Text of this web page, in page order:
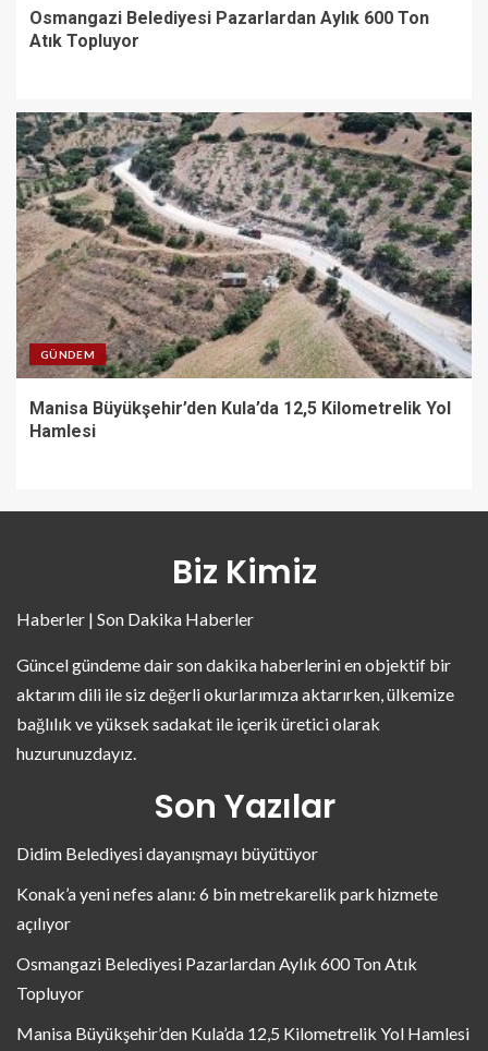
Osmangazi Belediyesi Pazarlardan Aylık 600 Ton
Atık Topluyor
GÜNDEM
Manisa Büyükşehir’den Kula’da 12,5 Kilometrelik Yol
Hamlesi
Biz Kimiz
Haberler | Son Dakika Haberler
Güncel gündeme dair son dakika haberlerini en objektif bir
aktarım dili ile siz değerli okurlarımıza aktarırken, ülkemize
bağlılık ve yüksek sadakat ile içerik üretici olarak
huzurunuzdayız.
Son Yazılar
Didim Belediyesi dayanışmayı büyütüyor
Konak’a yeni nefes alanı: 6 bin metrekarelik park hizmete
açılıyor
Osmangazi Belediyesi Pazarlardan Aylık 600 Ton Atık
Topluyor
Manisa Büyükşehir’den Kula’da 12,5 Kilometrelik Yol Hamlesi